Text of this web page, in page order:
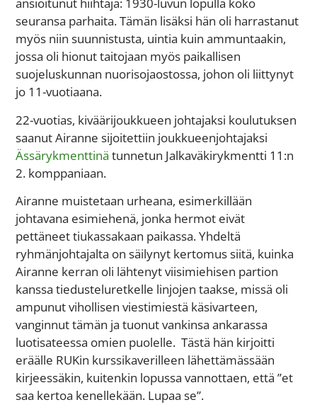
ansioitunut hiihtäjä: 1930-luvun lopulla koko
seuransa parhaita. Tämän lisäksi hän oli harrastanut
myös niin suunnistusta, uintia kuin ammuntaakin,
jossa oli hionut taitojaan myös paikallisen
suojeluskunnan nuorisojaostossa, johon oli liittynyt
jo 11-vuotiaana.
22-vuotias, kiväärijoukkueen johtajaksi koulutuksen
saanut Airanne sijoitettiin joukkueenjohtajaksi
Ässärykmenttinä tunnetun Jalkaväkirykmentti 11:n
2. komppaniaan.
Airanne muistetaan urheana, esimerkillään
johtavana esimiehenä, jonka hermot eivät
pettäneet tiukassakaan paikassa. Yhdeltä
ryhmänjohtajalta on säilynyt kertomus siitä, kuinka
Airanne kerran oli lähtenyt viisimiehisen partion
kanssa tiedusteluretkelle linjojen taakse, missä oli
ampunut vihollisen viestimiestä käsivarteen,
vanginnut tämän ja tuonut vankinsa ankarassa
luotisateessa omien puolelle. Tästä hän kirjoitti
eräälle RUKin kurssikaverilleen lähettämässään
kirjeessäkin, kuitenkin lopussa vannottaen, että ”et
saa kertoa kenellekään. Lupaa se”.